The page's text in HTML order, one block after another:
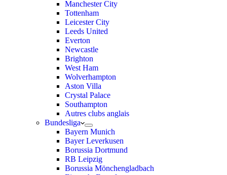
Manchester City
Tottenham
Leicester City
Leeds United
Everton
Newcastle
Brighton
West Ham
Wolverhampton
Aston Villa
Crystal Palace
Southampton
Autres clubs anglais
Bundesliga
Bayern Munich
Bayer Leverkusen
Borussia Dortmund
RB Leipzig
Borussia Mönchengladbach